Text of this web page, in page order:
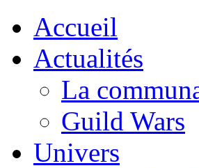
Accueil
Actualités
La
Guild Wars
Univers